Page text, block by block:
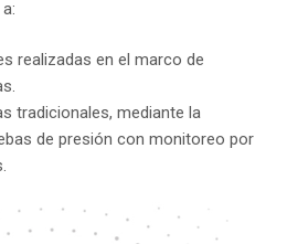
realizadas en el marco de
tradicionales, mediante la
de presión con monitoreo por